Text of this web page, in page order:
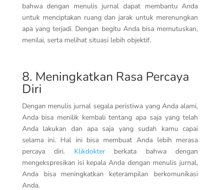
bahwa dengan menulis jurnal dapat membantu Anda
untuk menciptakan ruang dan jarak untuk merenungkan
apa yang terjadi. Dengan begitu Anda bisa memutuskan,
menilai, serta melihat situasi lebih objektif.
8. Meningkatkan Rasa Percaya
Diri
Dengan menulis jurnal segala peristiwa yang Anda alami,
Anda bisa menilik kembali tentang apa saja yang telah
Anda lakukan dan apa saja yang sudah kamu capai
selama ini. Hal ini bisa membuat Anda lebih merasa
percaya diri. Klikdokter berkata bahwa dengan
mengekspresikan isi kepala Anda dengan menulis jurnal,
Anda bisa meningkatkan keterampilan berkomunikasi
Anda.